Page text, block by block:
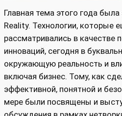
Главная тема этого года была
Reality. Технологии, которые
рассматривались в качестве
инноваций, сегодня в
окружающую реальность и
включая бизнес. Тому, как
эффективной, понятной и
мере были посвящены и